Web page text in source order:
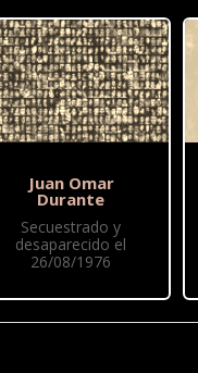
Juan Omar
Durante
Secuestrado y
desaparecido el
26/08/1976